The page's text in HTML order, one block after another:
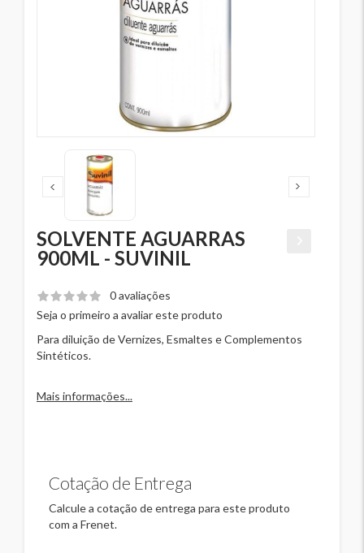
SOLVENTE AGUARRAS
900ML - SUVINIL
0 avaliações
Seja o primeiro a avaliar este produto
Para diluição de Vernizes, Esmaltes e Complementos
Sintéticos.
Mais informações...
Cotação de Entrega
Calcule a cotação de entrega para este produto
com a Frenet.